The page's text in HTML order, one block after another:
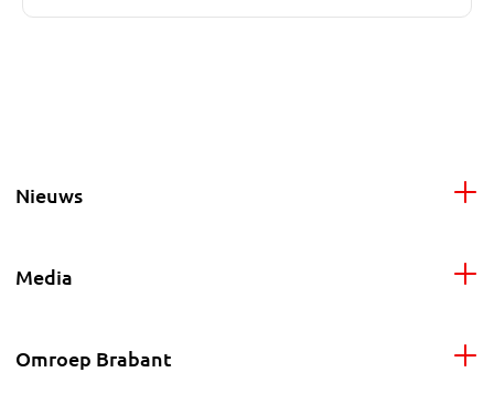
Nieuws
Media
Omroep Brabant